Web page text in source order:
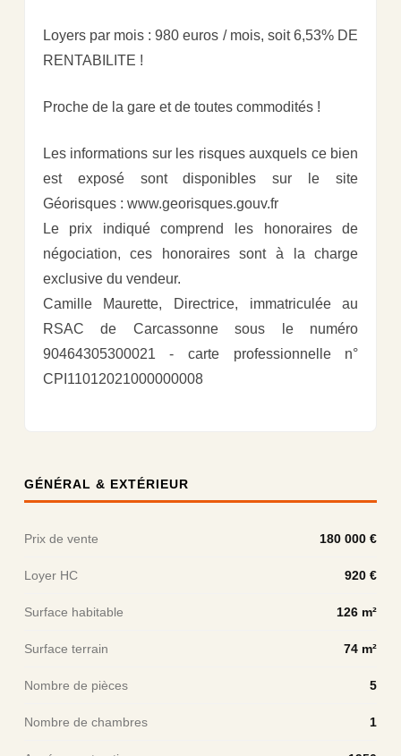
Loyers par mois : 980 euros / mois, soit 6,53% DE
RENTABILITE !
Proche de la gare et de toutes commodités !
Les informations sur les risques auxquels ce bien
est exposé sont disponibles sur le site
Géorisques : www.georisques.gouv.fr
Le prix indiqué comprend les honoraires de
négociation, ces honoraires sont à la charge
exclusive du vendeur.
Camille Maurette, Directrice, immatriculée au
RSAC de Carcassonne sous le numéro
90464305300021 - carte professionnelle n°
CPI11012021000000008
GÉNÉRAL & EXTÉRIEUR
Prix de vente 180 000 €
Loyer HC 920 €
Surface habitable 126 m²
Surface terrain 74 m²
Nombre de pièces 5
Nombre de chambres 1